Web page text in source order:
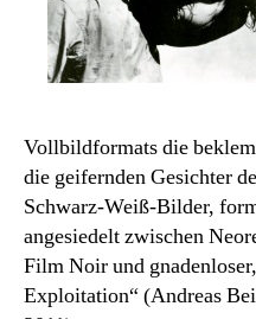
Vollbildformats die
die geifernden Gesichter
Schwarz-Weiß-Bilder,
angesiedelt zwischen
Film Noir und
Exploitation“ (Andreas